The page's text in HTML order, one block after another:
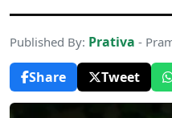
Published By: Prativa -
Share
Tweet